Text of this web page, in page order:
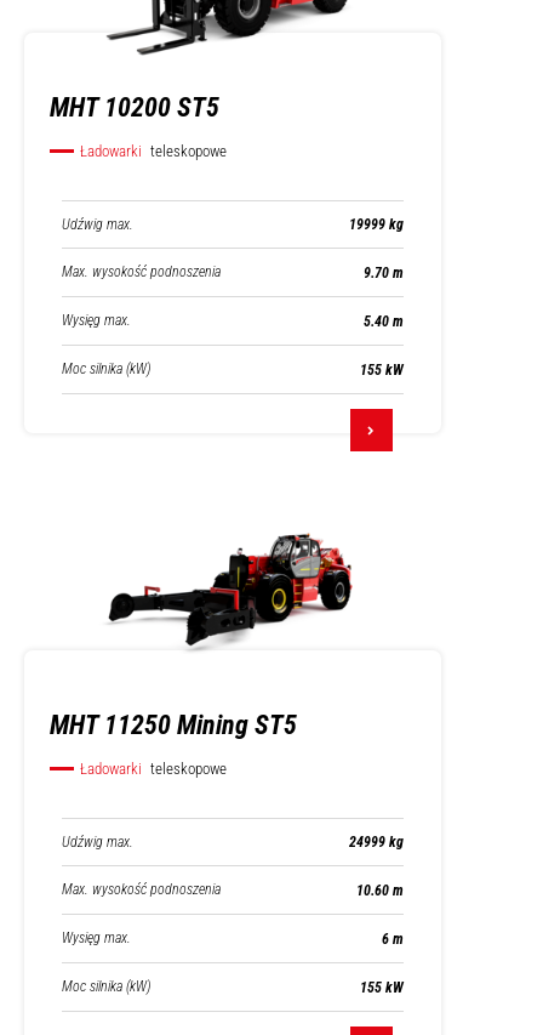
MHT 10200 ST5
Ładowarki teleskopowe
Udźwig max. 19999 kg
Max. wysokość podnoszenia 9.70 m
Wysięg max. 5.40 m
Moc silnika (kW) 155 kW
MHT 11250 Mining ST5
Ładowarki teleskopowe
Udźwig max. 24999 kg
Max. wysokość podnoszenia 10.60 m
Wysięg max. 6 m
Moc silnika (kW) 155 kW